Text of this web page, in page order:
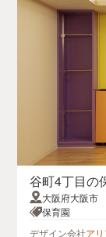
谷町4丁目の
大阪府大阪市
保育園
デザイン会社ア